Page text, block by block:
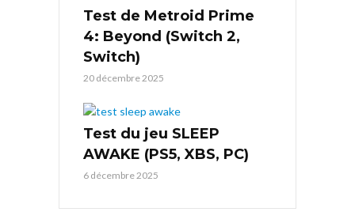
Test de Metroid Prime
4: Beyond (Switch 2,
Switch)
20 décembre 2025
Test du jeu SLEEP
AWAKE (PS5, XBS, PC)
6 décembre 2025